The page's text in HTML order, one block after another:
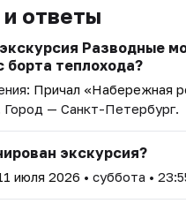
ответы
Разводные
борта теплохода?
Причал «Набережная
Город — Санкт-Петербург.
экскурсия?
июля 2026 • суббота •